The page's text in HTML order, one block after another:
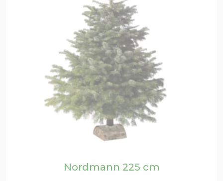
Nordmann 225 cm